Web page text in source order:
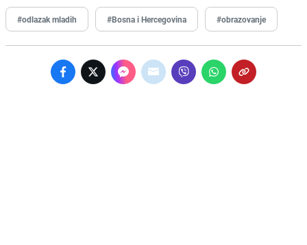
#odlazak mladih #Bosna i Hercegovina #obrazovanje